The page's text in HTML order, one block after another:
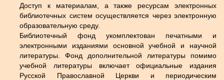
Доступ к материалам, а также ресурсам электронных
библиотечных систем осуществляется через электронную
образовательную среду.
Библиотечный фонд укомплектован печатными и
электронными изданиями основной учебной и научной
литературы. Фонд дополнительной литературы помимо
учебной литературы включает официальные издания
Русской Православной Церкви и периодическим